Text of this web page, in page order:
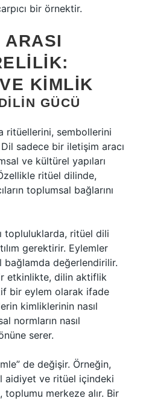
bir örnektir.
ARASI
KIMLIK
GÜCÜ
ritüellerini, sembollerini
sadece bir iletişim aracı
ve kültürel yapıları
ritüel dilinde,
toplumsal bağlarını
topluluklarda, ritüel dili
gerektirir. Eylemler
değerlendirilir.
etkinlikte, dilin aktiflik
bir eylem olarak ifade
kimliklerinin nasıl
normların nasıl
serer.
de değişir. Örneğin,
aidiyet ve ritüel içindeki
merkeze alır. Bir